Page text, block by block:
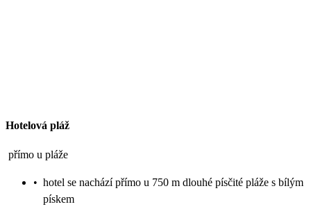
Hotelová pláž
přímo u pláže
• hotel se nachází přímo u 750 m dlouhé písčité pláže s bílým
pískem